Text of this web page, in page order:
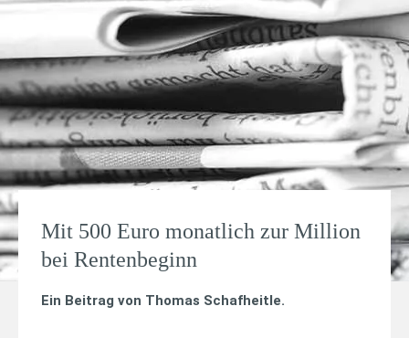
Mit 500 Euro monatlich zur Million
bei Rentenbeginn
Ein Beitrag von Thomas Schafheitle.